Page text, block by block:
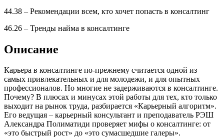
44.38 – Рекомендации всем, кто хочет попасть в консалтинг
46.26 – Тренды найма в консалтинге
Описание
Карьера в консалтинге по-прежнему считается одной из
самых привлекательных и для молодежи, и для опытных
профессионалов. Но многие не задерживаются в консалтинге.
Почему? В плюсах и минусах этой работы для тех, кто только
выходит на рынок труда, разбирается «Карьерный алгоритм».
Его ведущая – карьерный консультант и преподаватель РЭШ
Александра Полиматиди проверяет мифы о консалтинге: от
«это быстрый рост» до «это сумасшедшие галеры».